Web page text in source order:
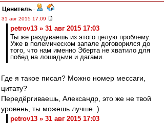
Ценитель -
31 авг 2015 17:09
petrov13 » 31 авг 2015 17:03
Ты же раздуваешь из этого целую проблему.
Уже в полемическом запале договорился до
того, что нам именно Эберта не хватило для
побед на лошадьми и дагами.
Где я такое писал? Можно номер мессаги,
цитату?
Передёргиваешь, Александр, это же не твой
уровень, ты можешь лучше. )
petrov13 » 31 авг 2015 17:03